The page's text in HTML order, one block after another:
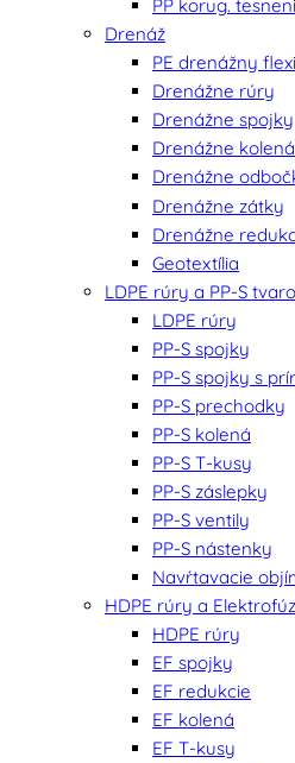
PP korug.
Drenáž
PE drenážny
Drenážne rúry
Drenážne spojky
Drenážne kolená
Drenážne
Drenážne zátky
Drenážne
Geotextília
LDPE rúry a PP-S
LDPE rúry
PP-S spojky
PP-S spojky s
PP-S prechodky
PP-S kolená
PP-S T-kusy
PP-S záslepky
PP-S ventily
PP-S nástenky
Navŕtavacie
HDPE rúry a
HDPE rúry
EF spojky
EF redukcie
EF kolená
EF T-kusy